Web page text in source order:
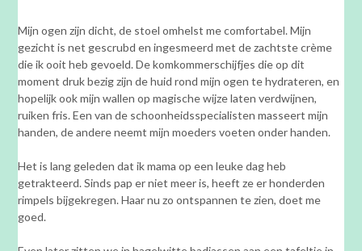
Mijn ogen zijn dicht, de stoel omhelst me comfortabel. Mijn
gezicht is net gescrubd en ingesmeerd met de zachtste crème
die ik ooit heb gevoeld. De komkommerschijfjes die op dit
moment druk bezig zijn de huid rond mijn ogen te hydrateren, en
hopelijk ook mijn wallen op magische wijze laten verdwijnen,
ruiken fris. Een van de schoonheidsspecialisten masseert mijn
handen, de andere neemt mijn moeders voeten onder handen.
Het is lang geleden dat ik mama op een leuke dag heb
getrakteerd. Sinds pap er niet meer is, heeft ze er honderden
rimpels bijgekregen. Haar nu zo ontspannen te zien, doet me
goed.